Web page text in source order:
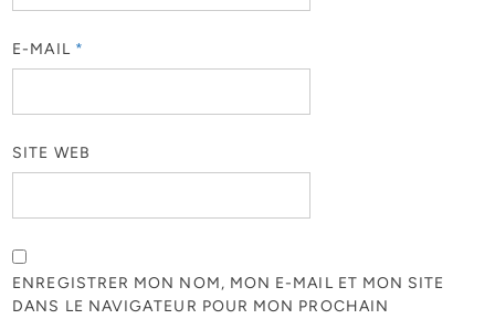
E-MAIL *
SITE WEB
ENREGISTRER MON NOM, MON E-MAIL ET MON SITE
DANS LE NAVIGATEUR POUR MON PROCHAIN